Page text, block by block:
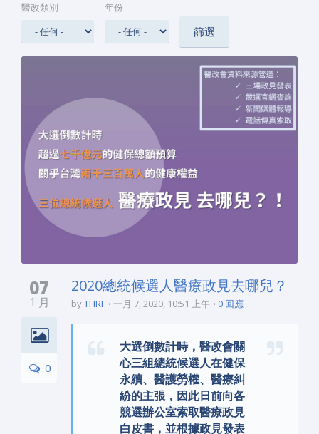
醫改類別 年份
07
1 月
0
2020總統候選人醫療政見去哪兒？
byTHRF 一月 7, 2020, 10:51 上午 0 回應
大選倒數計時，醫改會關
心三組總統候選人在健保
永續、醫護勞權、醫療糾
紛的主張，因此日前向各
競選辦公室索取醫療政見
白皮書，並根據政見發表